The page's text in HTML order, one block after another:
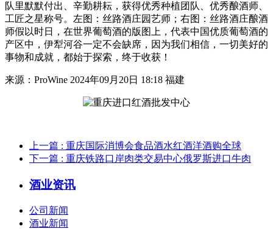
队里默默付出、辛勤耕耘，获得优秀种植团队、优秀酿酒师、
工匠之星称号。左图：丝路酒庄园艺师；右图：丝路酒庄酿酒
师假以时日，在世界葡萄酒的版图上，代表中国优质葡萄酒的
产区中，伊犁河谷一定不会缺席，因为我们相信，一切美好的
事物和成就，都始于探索，终于收获！
来源： ProWine 2024年09月20日 18:18 福建
上一篇 : 重庆国际消博会食品酒水红酒洋酒购全球
下一篇 : 重庆铁路口岸肉类交易中心俄罗斯进口牛肉
酒业资讯
公司新闻
酒业新闻